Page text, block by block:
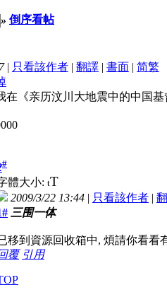
» 倒序看帖
| 只看該作者 | 翻譯 | 書面 | 简繁
在《亲历汶川大地震中的中国
#
體大小: tT
2009/3/22 13:44 | 只看該作者 |
三围一体
移到資源回收箱中, 煩請你看看
覆 引用